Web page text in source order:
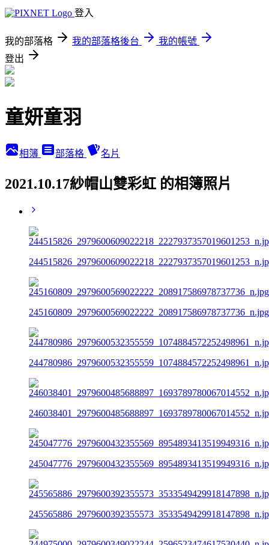
登入
我的部落格 我的部落格後台
我的帳號
登出
童妍童羽
相簿 部落格 名片
2021.10.17紗帽山雙彩虹 的相簿照片
245160809_2979600569022222_208917586978737736_n.jpg